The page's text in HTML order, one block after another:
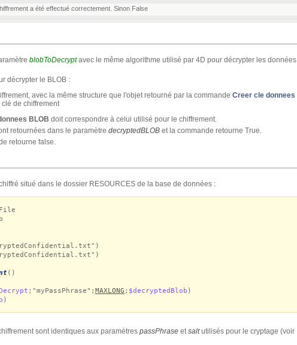
a été effectué correctement. Sinon False
blobToDecryptavec le même algorithme utilisé par 4D pour décrypter les données
décrypter le BLOB :
avec la même structure que l'objet retourné par la commande Creer cle donnees
de chiffrement
BLOB doit correspondre à celui utilisé pour le chiffrement.
retournées dans le paramètre decryptedBLOB et la commande retourne True.
retourne false.
situé dans le dossier RESOURCES de la base de données :
()
;"myPassPhrase"; MAXLONG ; $decryptedBlob )
)
sont identiques aux paramètres passPhrase etsaltutilisés pour le cryptage (voir